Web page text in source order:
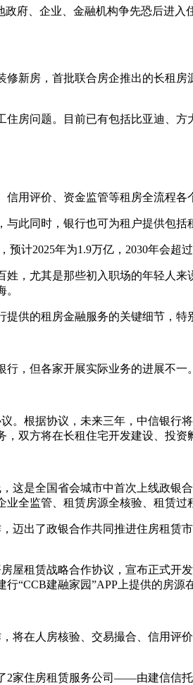
府、企业、金融机构争先恐后进
新房，首批联合房企推出的长租
房问题。目前已有包括比亚迪、方
用评价、资金监管等租房全流程各
此同时，银行也可为租户提供包括
计2025年为1.9万亿，2030年会超过
，尤其是那些初入职场的年轻人
供的租房金融服务的关键细节，特
，但各家开展实际业务的进展不一。
。根据协议，未来三年，中信银行
双方将在长租住宅开发建设、投资
这是全国省会城市中首次上线政银
全监管、租赁房源全核验、租赁过
迈出了政银合作共同推进住房租赁
屋租赁战略合作协议，宣布正式
“CCB建融家园”APP上提供的房源
将在人房核验、交易撮合、信用评
家住房租赁服务公司——由建信信